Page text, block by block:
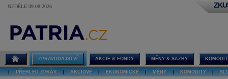
NEDĚLE 09.08.2026
ZPRAVODAJSTVÍ AKCIE & FONDY MĚNY & SAZBY
PŘEHLED ZPRÁV AKCIOVÉ EKONOMICKÉ MĚNY KOMODITY